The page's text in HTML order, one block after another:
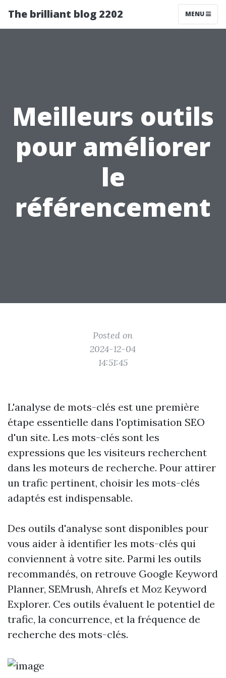
The brilliant blog 2202 MENU
Meilleurs outils
pour améliorer
le
référencement
Posted on
2024-12-04
14:51:45
L'analyse de mots-clés est une première
étape essentielle dans l'optimisation SEO
d'un site. Les mots-clés sont les
expressions que les visiteurs recherchent
dans les moteurs de recherche. Pour attirer
un trafic pertinent, choisir les mots-clés
adaptés est indispensable.
Des outils d'analyse sont disponibles pour
vous aider à identifier les mots-clés qui
conviennent à votre site. Parmi les outils
recommandés, on retrouve Google Keyword
Planner, SEMrush, Ahrefs et Moz Keyword
Explorer. Ces outils évaluent le potentiel de
trafic, la concurrence, et la fréquence de
recherche des mots-clés.